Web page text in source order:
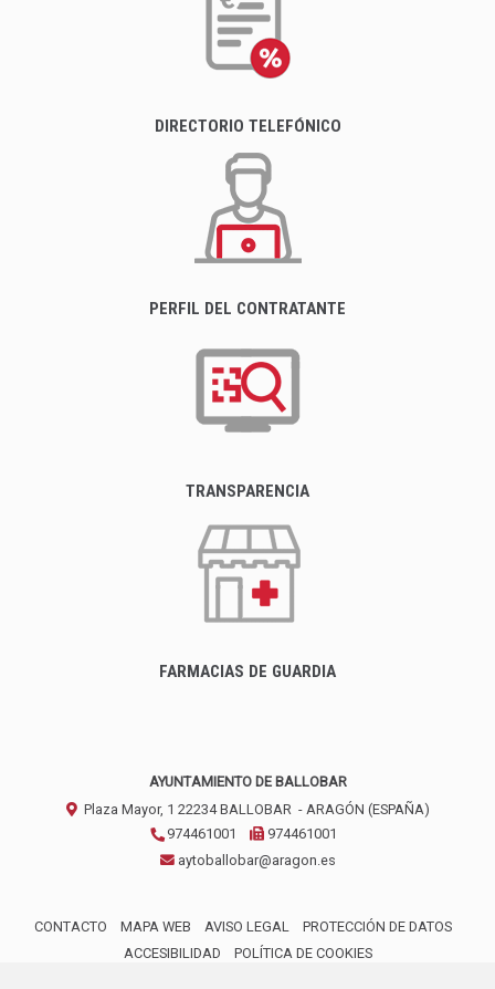
DIRECTORIO TELEFÓNICO
PERFIL DEL CONTRATANTE
TRANSPARENCIA
FARMACIAS DE GUARDIA
AYUNTAMIENTO DE BALLOBAR
Plaza Mayor, 1 22234 BALLOBAR - ARAGÓN (ESPAÑA)
974461001
974461001
aytoballobar@aragon.es
CONTACTO MAPA WEB AVISO LEGAL
PROTECCIÓN DE DATOS
ACCESIBILIDAD
POLÍTICA DE COOKIES